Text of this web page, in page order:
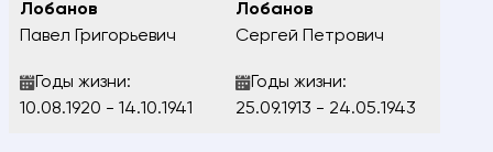
Лобанов
Павел Григорьевич
Годы жизни:
10.08.1920 - 14.10.1941
Лобанов
Сергей Петрович
Годы жизни:
25.09.1913 - 24.05.1943